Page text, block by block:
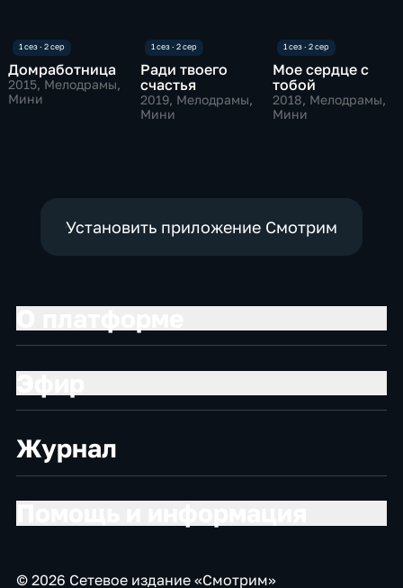
Домработница
2015, Мелодрамы,
Мини
Ради твоего
счастья
2019, Мелодрамы,
Мини
Мое сердце с
тобой
2018, Мелодрамы,
Мини
Установить приложение Смотрим
Журнал
© 2026 Сетевое издание «Смотрим»